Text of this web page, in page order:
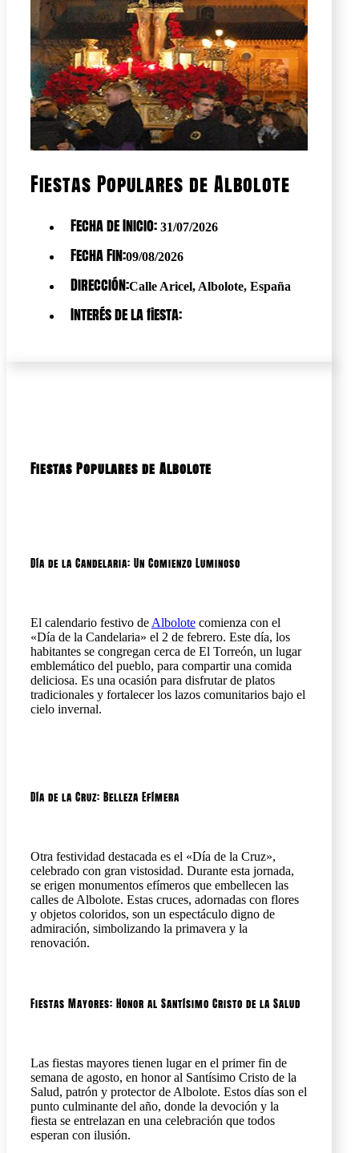
Fiestas Populares de Albolote
Fecha de Inicio: 31/07/2026
Fecha Fin:09/08/2026
Dirección:Calle Aricel, Albolote, España
Interés de la fiesta:
Fiestas Populares de Albolote
Día de la Candelaria: Un Comienzo Luminoso
El calendario festivo de Albolote comienza con el
«Día de la Candelaria» el 2 de febrero. Este día, los
habitantes se congregan cerca de El Torreón, un lugar
emblemático del pueblo, para compartir una comida
deliciosa. Es una ocasión para disfrutar de platos
tradicionales y fortalecer los lazos comunitarios bajo el
cielo invernal.
Día de la Cruz: Belleza Efímera
Otra festividad destacada es el «Día de la Cruz»,
celebrado con gran vistosidad. Durante esta jornada,
se erigen monumentos efímeros que embellecen las
calles de Albolote. Estas cruces, adornadas con flores
y objetos coloridos, son un espectáculo digno de
admiración, simbolizando la primavera y la
renovación.
Fiestas Mayores: Honor al Santísimo Cristo de la Salud
Las fiestas mayores tienen lugar en el primer fin de
semana de agosto, en honor al Santísimo Cristo de la
Salud, patrón y protector de Albolote. Estos días son el
punto culminante del año, donde la devoción y la
fiesta se entrelazan en una celebración que todos
esperan con ilusión.